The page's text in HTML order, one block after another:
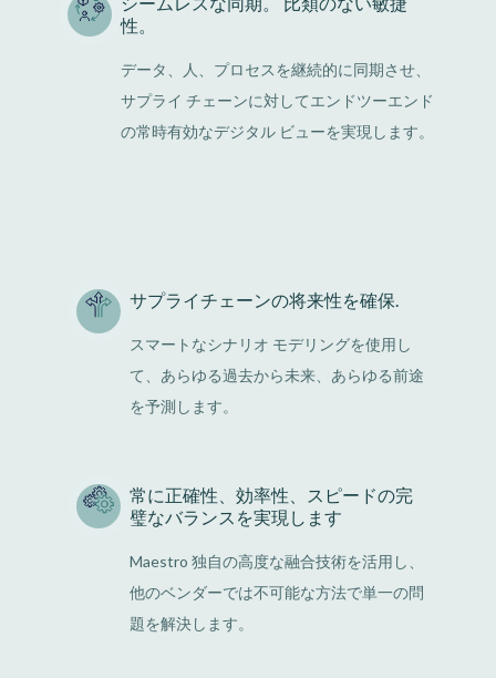
性。
データ、人、プロセスを継続的に同期させ、
サプライ チェーンに対してエンドツーエンド
の常時有効なデジタル ビューを実現します。
サプライチェーンの将来性を確保.
スマートなシナリオ モデリングを使用し
て、あらゆる過去から未来、あらゆる前途
を予測します。
常に正確性、効率性、スピードの完
璧なバランスを実現します
Maestro 独自の高度な融合技術を活用し、
他のベンダーでは不可能な方法で単一の問
題を解決します。